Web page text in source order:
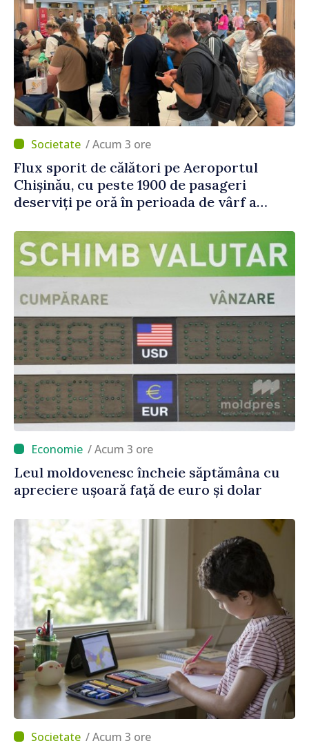
/ Acum 3 ore
Flux sporit de călători pe Aeroportul
Chișinău, cu peste 1900 de pasageri
deserviți pe oră în perioada de vârf a
/ Acum 3 ore
Leul moldovenesc încheie săptămâna cu
apreciere ușoară față de euro și dolar
/ Acum 3 ore